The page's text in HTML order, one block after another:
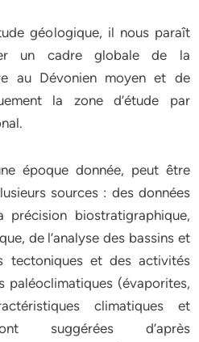
géologique, il nous paraît
un cadre globale de la
au Dévonien moyen et de
la zone d’étude par
époque donnée, peut être
sources : des données
précision biostratigraphique,
de l’analyse des bassins et
tectoniques et des activités
paléoclimatiques (évaporites,
climatiques et
suggérées d’après